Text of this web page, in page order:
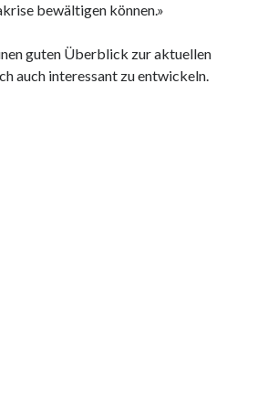
bewältigen können.»
guten Überblick zur aktuellen
auch interessant zu entwickeln.